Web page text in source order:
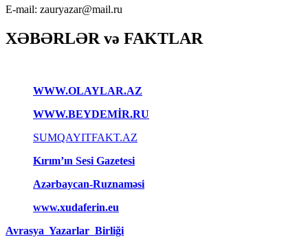
E-mail: zauryazar@mail.ru
XƏBƏRLƏR və FAKTLAR
WWW.OLAYLAR.AZ
WWW.BEYDEMİR.RU
SUMQAYITFAKT.AZ
Kırım’ın Sesi Gazetesi
Azərbaycan-Ruznaməsi
www.xudaferin.eu
Avrasya Yazarlar Birliği